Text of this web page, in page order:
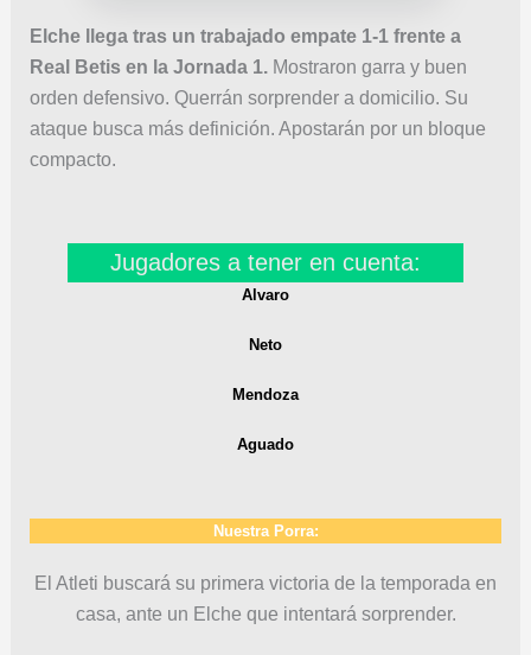
Elche llega tras un trabajado empate 1-1 frente a
Real Betis en la Jornada 1. Mostraron garra y buen
orden defensivo. Querrán sorprender a domicilio. Su
ataque busca más definición. Apostarán por un bloque
compacto.
Jugadores a tener en cuenta:
Alvaro
Neto
Mendoza
Aguado
Nuestra Porra:
El Atleti buscará su primera victoria de la temporada en
casa, ante un Elche que intentará sorprender.